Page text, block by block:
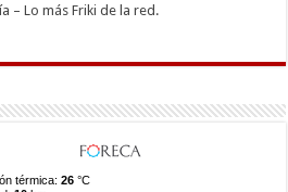
– Lo más Friki de la red.